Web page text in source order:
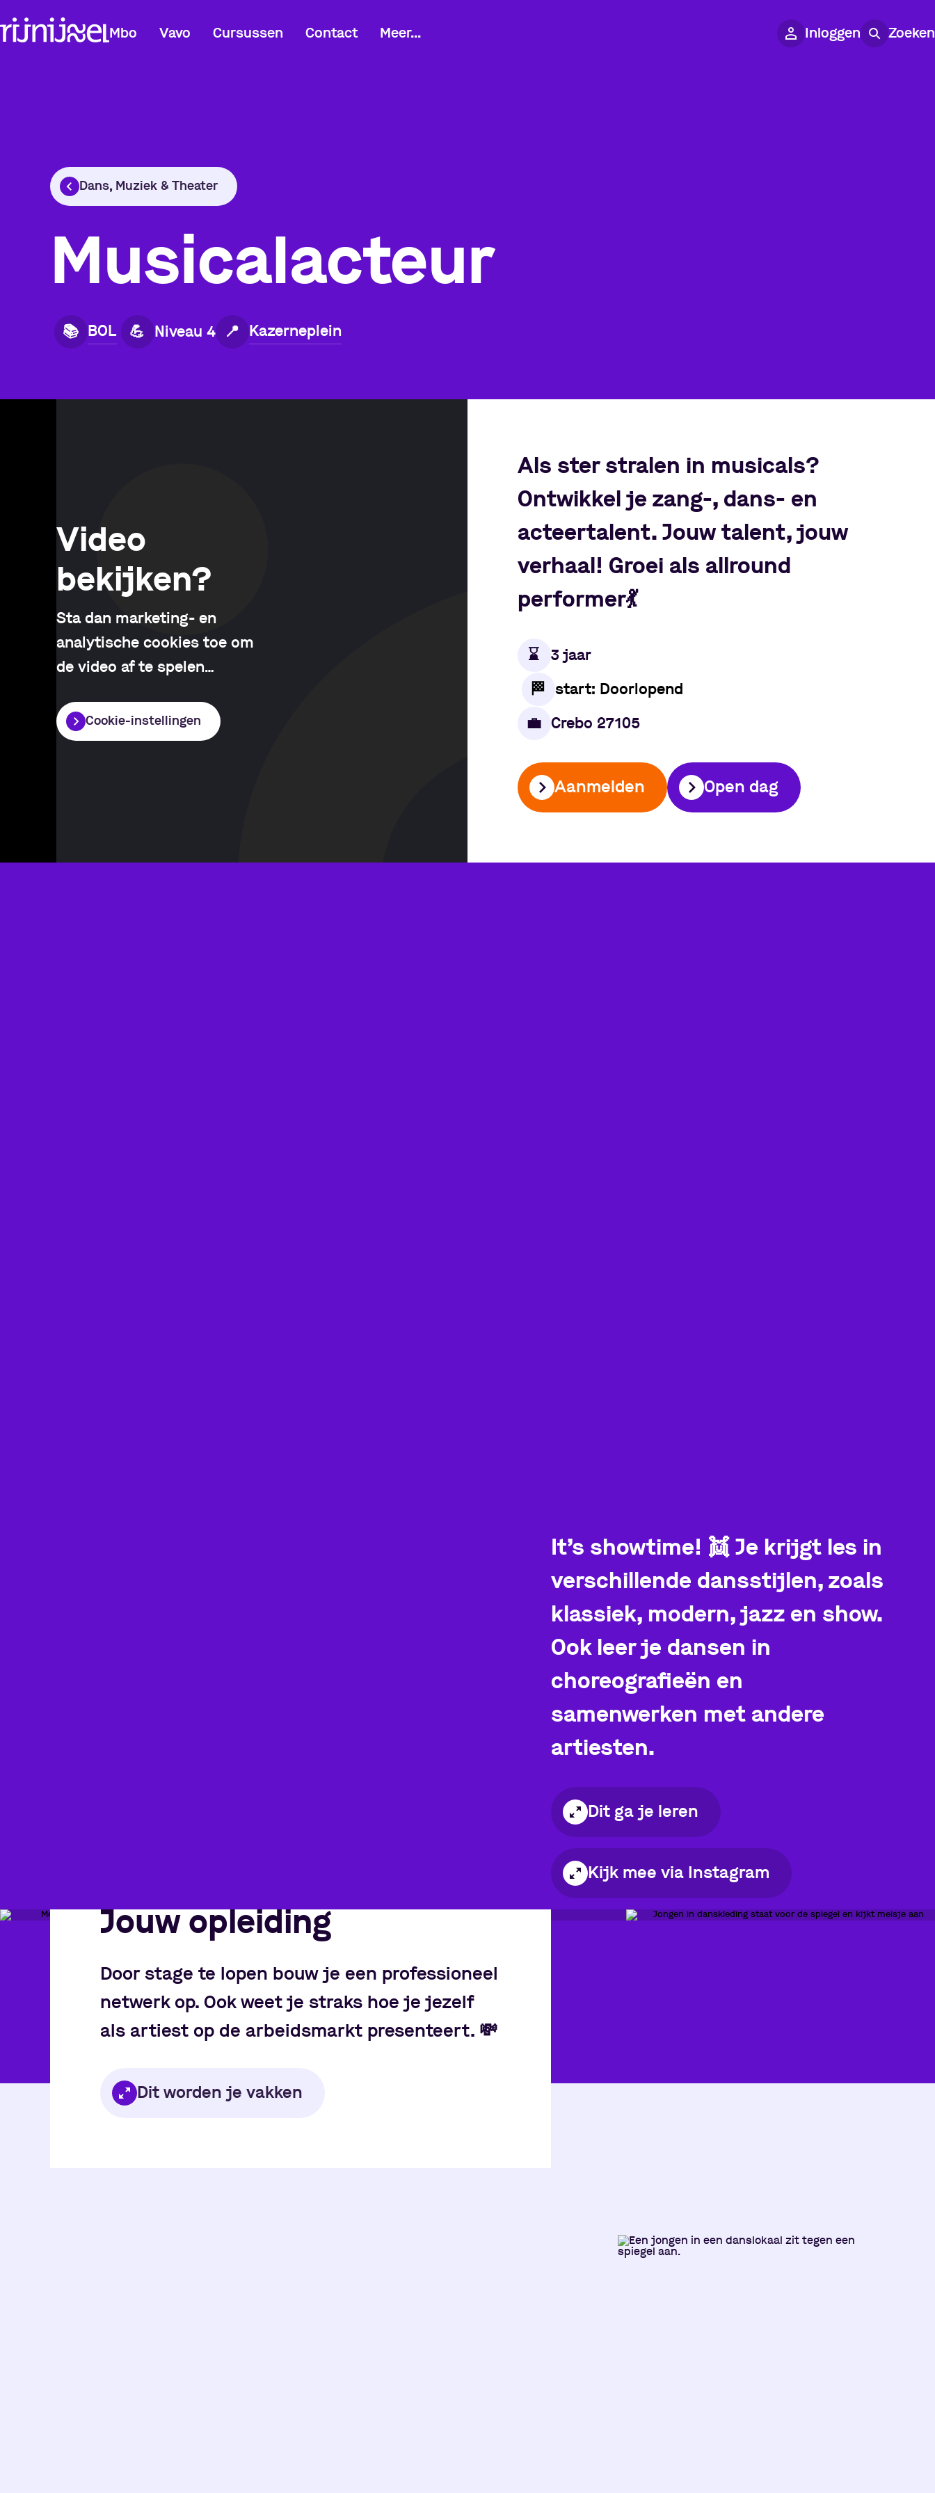
Mbo Vavo Cursussen Contact Meer... Inloggen Zoeken
Dans, Muziek & Theater
Musicalacteur
📚 BOL 💪 Niveau 4 📍 Kazerneplein
Video
bekijken?
Sta dan marketing- en
analytische cookies toe om
de video af te spelen…
Cookie-instellingen
Als ster stralen in musicals?
Ontwikkel je zang-, dans- en
acteertalent. Jouw talent, jouw
verhaal! Groei als allround
performer💃
⌛️ 3 jaar
🏁 start: Doorlopend
💼 Crebo 27105
Aanmelden Open dag
It’s showtime! 👯 Je krijgt les in
verschillende dansstijlen, zoals
klassiek, modern, jazz en show.
Ook leer je dansen in
choreografieën en
samenwerken met andere
artiesten.
Dit ga je leren
Kijk mee via Instagram
Jouw opleiding
Door stage te lopen bouw je een professioneel
netwerk op. Ook weet je straks hoe je jezelf
als artiest op de arbeidsmarkt presenteert. 💸
Dit worden je vakken